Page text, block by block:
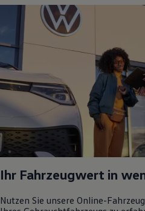
Ihr Fahrzeugwert in
Nutzen Sie unsere Online-